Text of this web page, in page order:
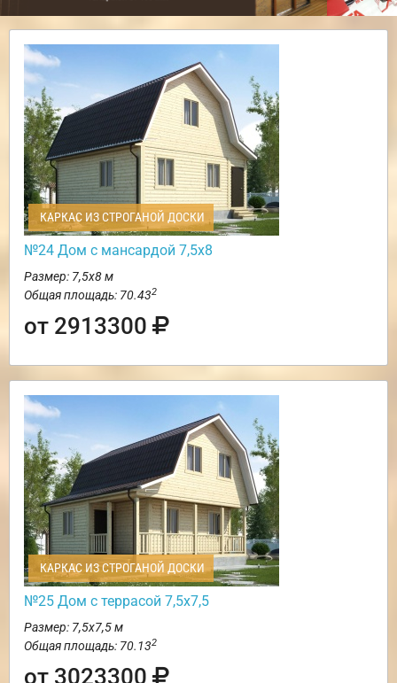
КАРКАС ИЗ СТРОГАНОЙ ДОСКИ
№24 Дом с мансардой 7,5х8
Размер: 7,5х8 м
Общая площадь: 70.432
от 2913300
КАРКАС ИЗ СТРОГАНОЙ ДОСКИ
№25 Дом с террасой 7,5х7,5
Размер: 7,5х7,5 м
Общая площадь: 70.132
от 3023300